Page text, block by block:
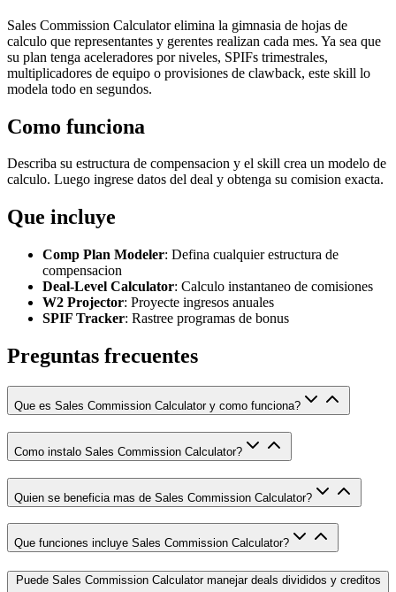
Sales Commission Calculator elimina la gimnasia de hojas de
calculo que representantes y gerentes realizan cada mes. Ya sea que
su plan tenga aceleradores por niveles, SPIFs trimestrales,
multiplicadores de equipo o provisiones de clawback, este skill lo
modela todo en segundos.
Como funciona
Describa su estructura de compensacion y el skill crea un modelo de
calculo. Luego ingrese datos del deal y obtenga su comision exacta.
Que incluye
Comp Plan Modeler: Defina cualquier estructura de
compensacion
Deal-Level Calculator: Calculo instantaneo de comisiones
W2 Projector: Proyecte ingresos anuales
SPIF Tracker: Rastree programas de bonus
Preguntas frecuentes
Que es Sales Commission Calculator y como funciona?
Como instalo Sales Commission Calculator?
Quien se beneficia mas de Sales Commission Calculator?
Que funciones incluye Sales Commission Calculator?
Puede Sales Commission Calculator manejar deals divididos y creditos